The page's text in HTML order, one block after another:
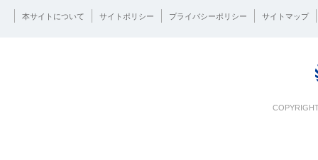
本サイトについて サイトポリシー プライバシーポリシー サイトマップ